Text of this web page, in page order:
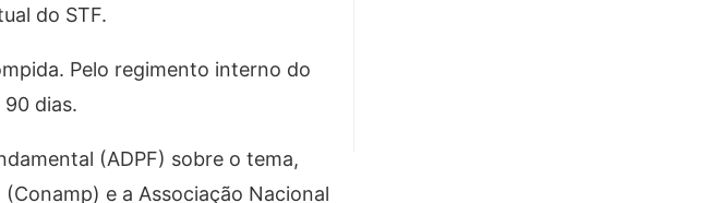
do STF.
Pelo regimento interno do
dias.
(ADPF) sobre o tema,
e a Associação Nacional